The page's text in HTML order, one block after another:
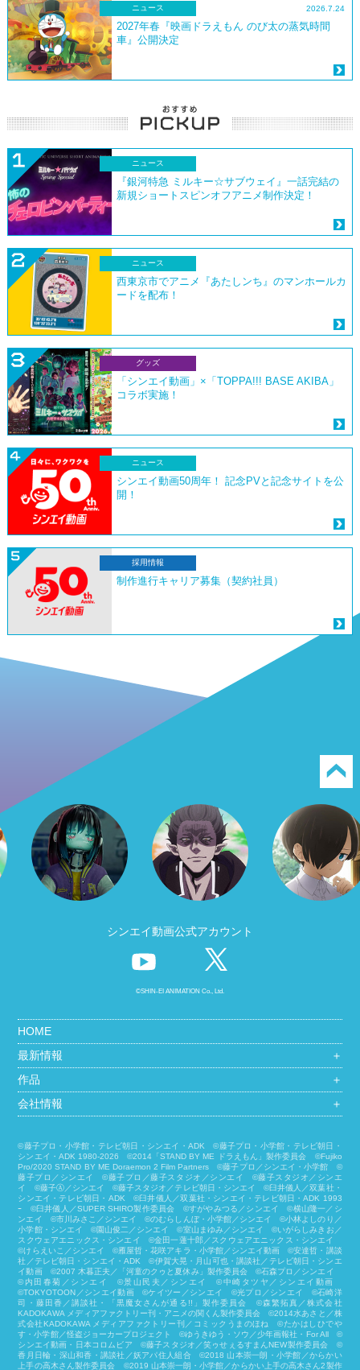
ニュース 2026.7.24
2027年春『映画ドラえもん のび太の蒸気時間
車』公開決定
ニュース
『銀河特急 ミルキー☆サブウェイ』一話完結の
新規ショートスピンオフアニメ制作決定！
ニュース
西東京市でアニメ『あたしンち』のマンホールカ
ードを配布！
グッズ
「シンエイ動画」×「TOPPA!!! BASE AKIBA」
コラボ実施！
ニュース
シンエイ動画50周年！ 記念PVと記念サイトを公
開！
採用情報
制作進行キャリア募集（契約社員）
シンエイ動画公式アカウント
©SHIN-EI ANIMATION Co., Ltd.
HOME
最新情報
＋
作品
＋
会社情報
＋
©藤子プロ・小学館・テレビ朝日・シンエイ・ADK ©藤子プロ・小学館・テレビ朝日・
シンエイ・ADK 1980-2026 ©2014「STAND BY ME ドラえもん」製作委員会 ©Fujiko
Pro/2020 STAND BY ME Doraemon 2 Film Partners ©藤子プロ／シンエイ・小学館 ©
藤子プロ／シンエイ ©藤子プロ／藤子スタジオ／シンエイ ©藤子スタジオ／シンエ
イ ©藤子Ⓐ／シンエイ ©藤子スタジオ／テレビ朝日・シンエイ ©臼井儀人／双葉社・
シンエイ・テレビ朝日・ADK ©臼井儀人／双葉社・シンエイ・テレビ朝日・ADK 1993
ｰ ©臼井儀人／SUPER SHIRO製作委員会 ©すがやみつる／シンエイ ©横山隆一／シ
ンエイ ©市川みさこ／シンエイ ©のむらしんぼ・小学館／シンエイ ©小林よしのり／
小学館・シンエイ ©園山俊二／シンエイ ©室山まゆみ／シンエイ ©いがらしみきお／
スクウェアエニックス・シンエイ ©金田一蓮十郎／スクウェアエニックス・シンエイ
©けらえいこ／シンエイ ©雁屋哲・花咲アキラ・小学館／シンエイ動画 ©安達哲・講談
社／テレビ朝日・シンエイ・ADK ©伊賀大晃・月山可也・講談社／テレビ朝日・シンエ
イ動画 ©2007 木暮正夫／「河童のクゥと夏休み」製作委員会 ©石森プロ／シンエイ
©内田春菊／シンエイ ©景山民夫／シンエイ ©中崎タツヤ／シンエイ動画
©︎TOKYOTOON／シンエイ動画 ©ケイツー／シンエイ ©光プロ／シンエイ ©石崎洋
司・藤田香／講談社・「黒魔女さんが通る!!」製作委員会 ©森繁拓真／株式会社
KADOKAWA メディアファクトリー刊・アニメの関くん製作委員会 ©2014水あさと／株
式会社KADOKAWA メディアファクトリー刊／コミックうまのほね ©たかはしひでや
す・小学館／怪盗ジョーカープロジェクト ©ゆうきゆう・ソウ／少年画報社・For All ©
シンエイ動画・日本コロムビア ©藤子スタジオ／笑ゥせぇるすまんNEW製作委員会 ©
香月日輪・深山和香・講談社／妖アパ住人組合 ©2018 山本崇一朗・小学館／からかい
上手の高木さん製作委員会 ©2019 山本崇一朗・小学館／からかい上手の高木さん2製作